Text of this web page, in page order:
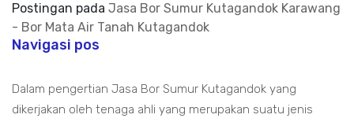
Postingan pada Jasa Bor Sumur Kutagandok Karawang
- Bor Mata Air Tanah Kutagandok
Navigasi pos
Dalam pengertian Jasa Bor Sumur Kutagandok yang
dikerjakan oleh tenaga ahli yang merupakan suatu jenis